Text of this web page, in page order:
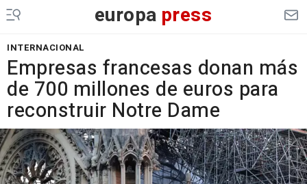
europa press
INTERNACIONAL
Empresas francesas donan más
de 700 millones de euros para
reconstruir Notre Dame